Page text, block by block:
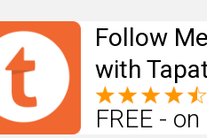
Follow
with
FREE -